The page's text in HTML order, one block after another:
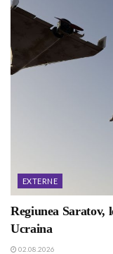
EXTERNE
Regiunea Saratov,
Ucraina
02.08.2026